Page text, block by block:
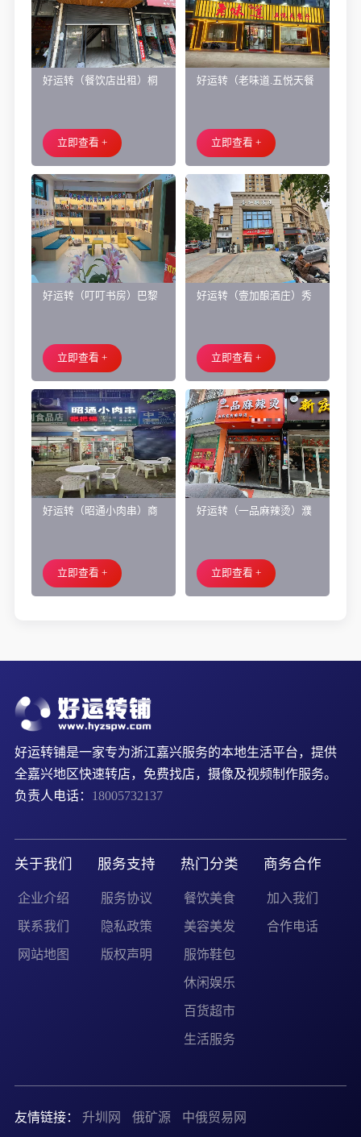
好运转（餐饮店出租）桐
面旺铺出租
立即查看 +
好运转（老味道.五悦天餐
让、主要房租低
立即查看 +
好运转（叮叮书房）巴黎
培训班带生源转让
立即查看 +
好运转（壹加酿酒庄）秀
庄、空店铺转让
立即查看 +
好运转（昭通小肉串）商
外摆、 房租2.2万/年
立即查看 +
好运转（一品麻辣烫）濮
小吃店转让
立即查看 +
好运转铺是一家专为浙江嘉兴服务的本地生活平台，提供
全嘉兴地区快速转店，免费找店，摄像及视频制作服务。
负责人电话： 18005732137
关于我们
企业介绍
联系我们
网站地图
服务支持
服务协议
隐私政策
版权声明
热门分类
餐饮美食
美容美发
服饰鞋包
休闲娱乐
百货超市
生活服务
商务合作
加入我们
合作电话
友情链接： 升圳网 俄矿源 中俄贸易网